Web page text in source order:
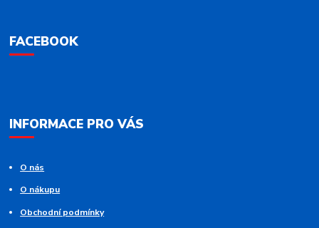
FACEBOOK
INFORMACE PRO VÁS
O nás
O nákupu
Obchodní podmínky